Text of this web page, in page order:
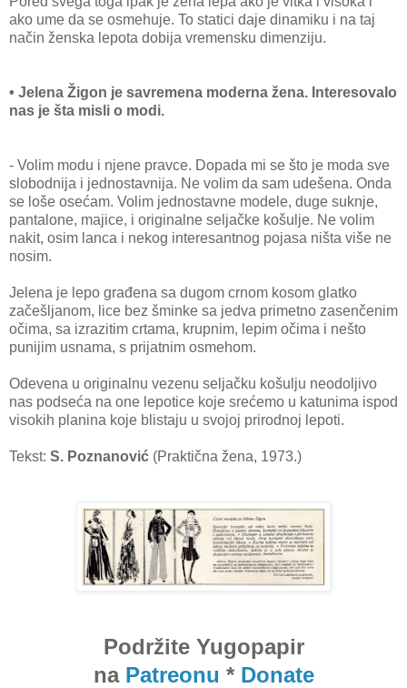
ako ume da se osmehuje. To statici daje dinamiku i na taj
način ženska lepota dobija vremensku dimenziju.
• Jelena Žigon je savremena moderna žena. Interesovalo
nas je šta misli o modi.
- Volim modu i njene pravce. Dopada mi se što je moda sve
slobodnija i jednostavnija. Ne volim da sam udešena. Onda
se loše osećam. Volim jednostavne modele, duge suknje,
pantalone, majice, i originalne seljačke košulje. Ne volim
nakit, osim lanca i nekog interesantnog pojasa ništa više ne
nosim.
Jelena je lepo građena sa dugom crnom kosom glatko
začešljanom, lice bez šminke sa jedva primetno zasenčenim
očima, sa izrazitim crtama, krupnim, lepim očima i nešto
punijim usnama, s prijatnim osmehom.
Odevena u originalnu vezenu seljačku košulju neodoljivo
nas podseća na one lepotice koje srećemo u katunima ispod
visokih planina koje blistaju u svojoj prirodnoj lepoti.
Tekst: S. Poznanović (Praktična žena, 1973.)
Podržite Yugopapir
na Patreonu * Donate